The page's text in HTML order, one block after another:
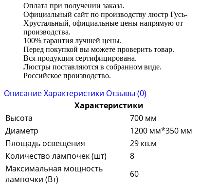
Оплата при получении заказа.
Официальный сайт по производству люстр Гусь-
Хрустальный, официальные цены напрямую от
производства.
100% гарантия лучшей цены.
Перед покупкой вы можете проверить товар.
Вся продукция сертифицирована.
Люстры поставляются в собранном виде.
Российское производство.
ОписаниеХарактеристики Отзывы (0)
Характеристики
Высота
700 мм
Диаметр
1200 мм*350 мм
Площадь освещения
29 кв.м
Количество лампочек (шт)
8
Максимальная мощность
лампочки (Вт)
60